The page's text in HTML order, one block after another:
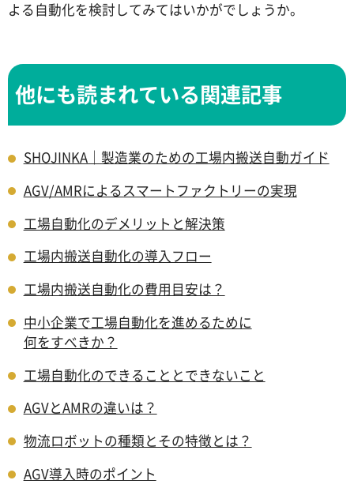
よる自動化を検討してみてはいかがでしょうか。
他にも読まれている関連記事
SHOJINKA｜製造業のための工場内搬送自動ガイド
AGV/AMRによるスマートファクトリーの実現
工場自動化のデメリットと解決策
工場内搬送自動化の導入フロー
工場内搬送自動化の費用目安は？
中小企業で工場自動化を進めるために
何をすべきか？
工場自動化のできることとできないこと
AGVとAMRの違いは？
物流ロボットの種類とその特徴とは？
AGV導入時のポイント